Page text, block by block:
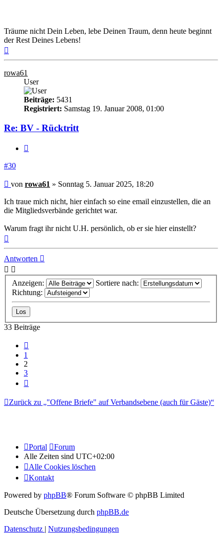
Träume nicht Dein Leben, lebe Deinen Traum, denn heute beginnt
der Rest Deines Lebens!
rowa61
User
Beiträge: 5431
Registriert: Samstag 19. Januar 2008, 01:00
Re: BV - Rücktritt
#30
Beitrag
von rowa61 » Sonntag 5. Januar 2025, 18:20
Ich traue mich nicht, hier einfach so eine email einzustellen, die an
die Mitgliedsverbände gerichtet war.
Warum fragt ihr nicht U.H. persönlich, ob er sie hier einstellt?
Antworten
Anzeigen:
Sortiere nach:
Richtung:
33 Beiträge
1
2
3
Zurück zu „"Offene Briefe" auf Verbandsebene (auch für Gäste)“
Portal
Forum
Alle Zeiten sind UTC+02:00
Alle Cookies löschen
Kontakt
Powered by phpBB® Forum Software © phpBB Limited
Deutsche Übersetzung durch phpBB.de
Datenschutz | Nutzungsbedingungen